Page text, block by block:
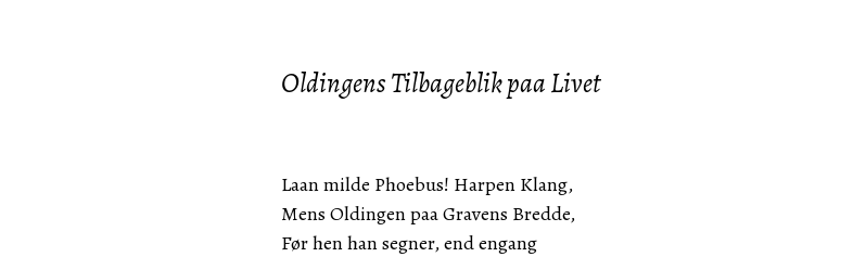
Oldingens Tilbageblik paa Livet
Laan milde Phoebus! Harpen Klang,
Mens Oldingen paa Gravens Bredde,
Før hen han segner, end engang